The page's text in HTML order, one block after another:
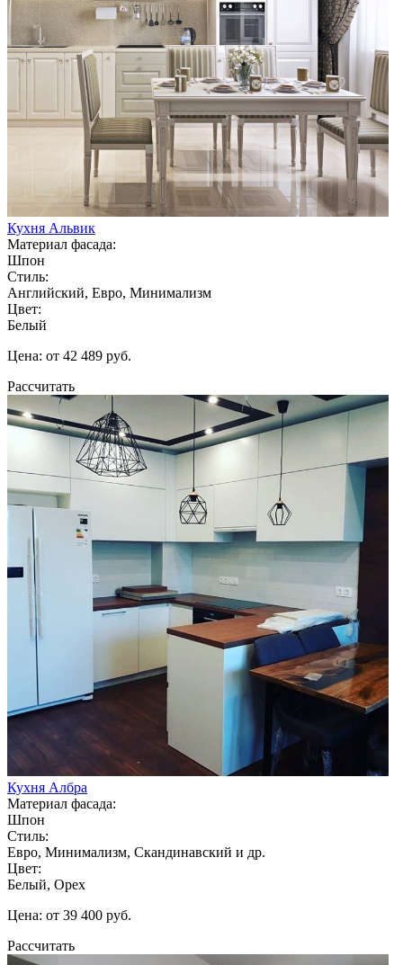
Кухня Альвик
Материал фасада:
Шпон
Стиль:
Английский, Евро, Минимализм
Цвет:
Белый
Цена: от 42 489 руб.
Рассчитать
Кухня Албра
Материал фасада:
Шпон
Стиль:
Евро, Минимализм, Скандинавский и др.
Цвет:
Белый, Орех
Цена: от 39 400 руб.
Рассчитать